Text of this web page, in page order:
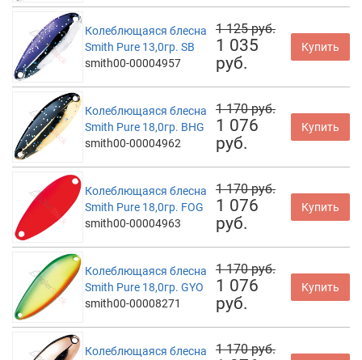
Колеблющаяся блесна
Smith Pure 13,0гр. SB
smith00-00004957
1 125 руб.
1 035
руб.
Купить
Колеблющаяся блесна
Smith Pure 18,0гр. BHG
smith00-00004962
1 170 руб.
1 076
руб.
Купить
Колеблющаяся блесна
Smith Pure 18,0гр. FOG
smith00-00004963
1 170 руб.
1 076
руб.
Купить
Колеблющаяся блесна
Smith Pure 18,0гр. GYO
smith00-00008271
1 170 руб.
1 076
руб.
Купить
Колеблющаяся блесна 1 170 руб.